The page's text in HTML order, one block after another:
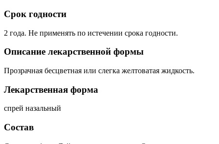
Срок годности
2 года. Не применять по истечении срока годности.
Описание лекарственной формы
Прозрачная бесцветная или слегка желтоватая жидкость.
Лекарственная форма
спрей назальный
Состав